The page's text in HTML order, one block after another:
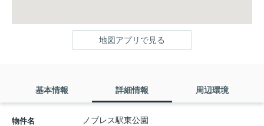
地図アプリで見る
基本情報 詳細情報 周辺環境
物件名 ノブレス駅東公園